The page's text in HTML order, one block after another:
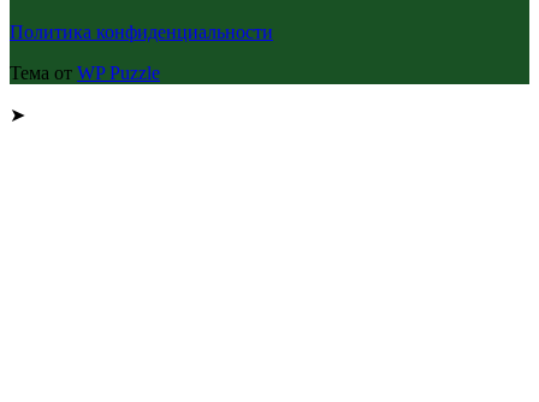
Политика конфиденциальности
Тема от WP Puzzle
➤